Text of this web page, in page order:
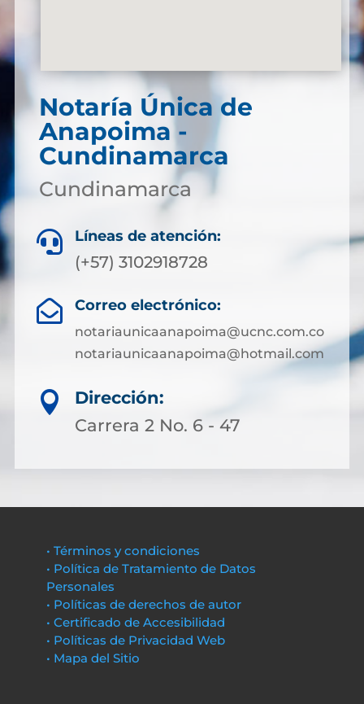
Notaría Única de
Anapoima -
Cundinamarca
Cundinamarca
 Líneas de atención:
(+57) 3102918728
 Correo electrónico:
notariaunicaanapoima@ucnc.com.co
notariaunicaanapoima@hotmail.com

Dirección:
Carrera 2 No. 6 - 47
• Términos y condiciones
• Política de Tratamiento de Datos
Personales
• Políticas de derechos de autor
• Certificado de Accesibilidad
• Políticas de Privacidad Web
• Mapa del Sitio